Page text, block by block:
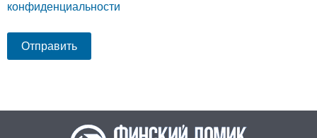
конфиденциальности